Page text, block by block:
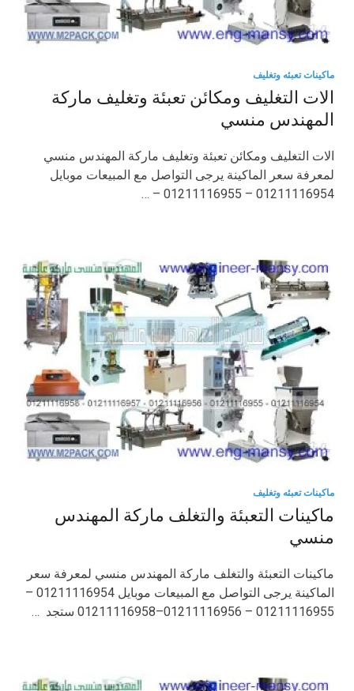
ماكينات تعبئه وتغليف
الات التغليف ومكائن تعبئة وتغليف ماركة
المهندس منسي
الات التغليف ومكائن تعبئة وتغليف ماركة المهندس منسي
لمعرفة سعر الماكينة يرجى التواصل مع المبيعات موبايل
01211116954 – 01211116955 – …
ماكينات تعبئه وتغليف
ماكينات التعبئة والتغلف ماركة المهندس
منسي
ماكينات التعبئة والتغلف ماركة المهندس منسي لمعرفة سعر
الماكينة يرجى التواصل مع المبيعات موبايل 01211116954 –
01211116955 – 01211116956–01211116958 ستجد …